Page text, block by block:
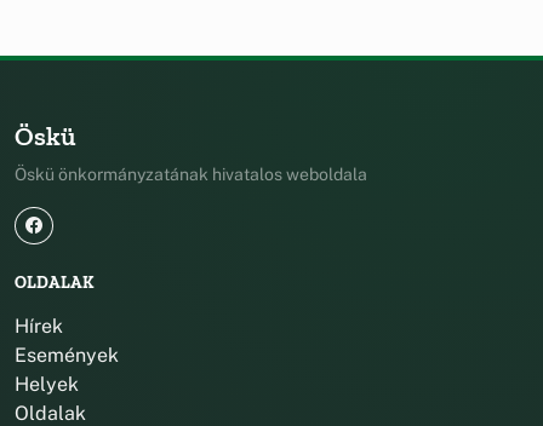
Öskü
Öskü önkormányzatának hivatalos weboldala
OLDALAK
Hírek
Események
Helyek
Oldalak